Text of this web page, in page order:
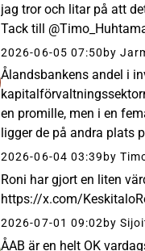
jag tror och litar på att
Tack till
att ÅB:s bankirer eller
2026-06-05 07:50 by
Ålandsbankens andel i
en promille, men i en
ligger de på andra plats
dagens Kauppalehti.
2026-06-04 03:39 by
Roni har gjort en liten
https://x.com/
2026-07-01 09:02 by
ÅAB är en helt OK